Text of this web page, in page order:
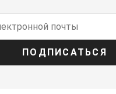
ПОДПИСАТЬСЯ